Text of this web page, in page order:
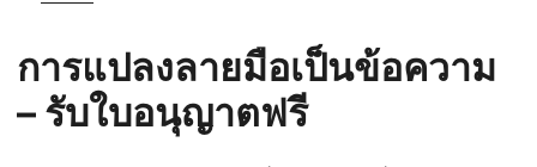
การแปลงลายมือเป็นข้อความ
– รับใบอนุญาตฟรี